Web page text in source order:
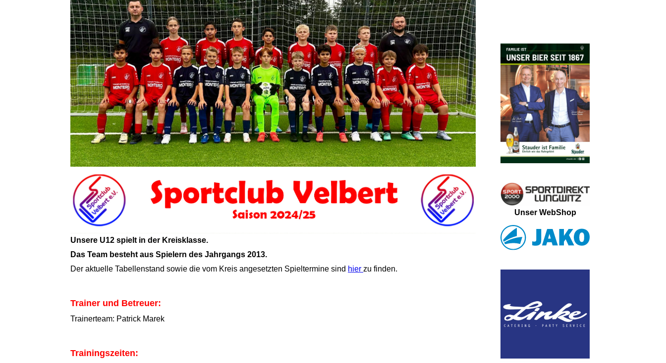
Unsere U12 spielt in der Kreisklasse.
Das Team besteht aus Spielern des Jahrgangs 2013.
Der aktuelle Tabellenstand sowie die vom Kreis angesetzten Spieltermine sind hier zu finden.
Trainer und Betreuer:
Trainerteam: Patrick Marek
Trainingszeiten:
Unser WebShop